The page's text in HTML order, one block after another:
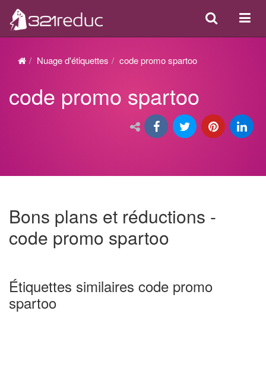
ou
Search
Nuage d'étiquettes code promo spartoo
code promo spartoo
Bons plans et réductions -
code promo spartoo
Étiquettes similaires code promo
spartoo